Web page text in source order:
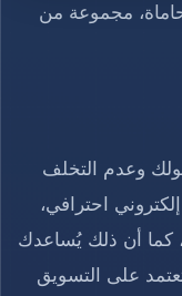
مجموعة من
وعدم التخلف
احترافي،
كما أن ذلك يُساعدك
على التسويق